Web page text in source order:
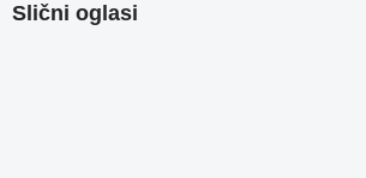
Slični oglasi